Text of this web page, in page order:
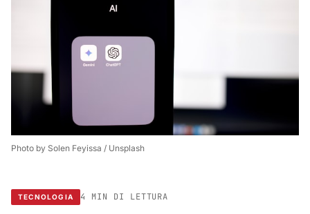
Photo by Solen Feyissa / Unsplash
TECNOLOGIA 4 MIN DI LETTURA